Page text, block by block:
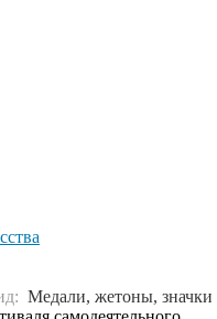
Медали, жетоны, значки